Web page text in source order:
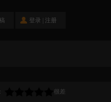
登录 注册
很差